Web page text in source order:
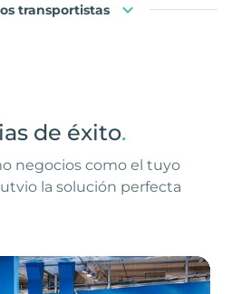
transportistas
de éxito.
negocios como el tuyo
la solución perfecta